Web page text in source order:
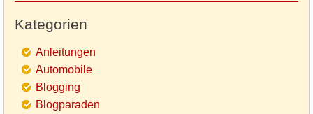
Kategorien
Anleitungen
Automobile
Blogging
Blogparaden